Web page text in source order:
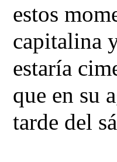
estos
capitalina
estaría
que en su
tarde del